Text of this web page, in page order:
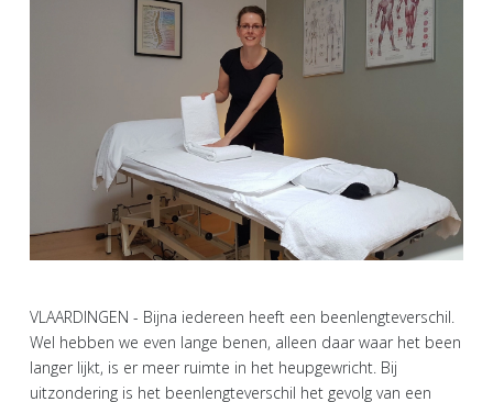
VLAARDINGEN - Bijna iedereen heeft een beenlengteverschil.
Wel hebben we even lange benen, alleen daar waar het been
langer lijkt, is er meer ruimte in het heupgewricht. Bij
uitzondering is het beenlengteverschil het gevolg van een